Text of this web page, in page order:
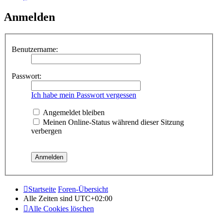
Anmelden
Benutzername:
Passwort:
Ich habe mein Passwort vergessen
Angemeldet bleiben
Meinen Online-Status während dieser Sitzung
verbergen
Startseite Foren-Übersicht
Alle Zeiten sind UTC+02:00
Alle Cookies löschen